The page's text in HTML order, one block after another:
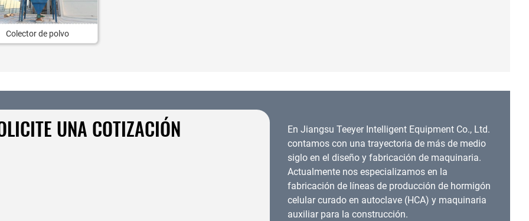
Colector de polvo
UNA COTIZACIÓN
En Jiangsu Teeyer Intelligent Equipment Co., Ltd.
contamos con una trayectoria de más de medio
siglo en el diseño y fabricación de maquinaria.
Actualmente nos especializamos en la
fabricación de líneas de producción de hormigón
celular curado en autoclave (HCA) y maquinaria
auxiliar para la construcción.